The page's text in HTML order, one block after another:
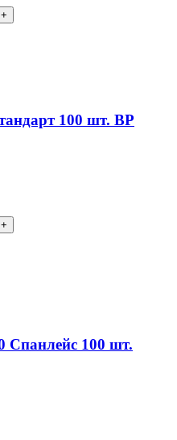
100 шт. ВР
Спанлейс 100 шт.